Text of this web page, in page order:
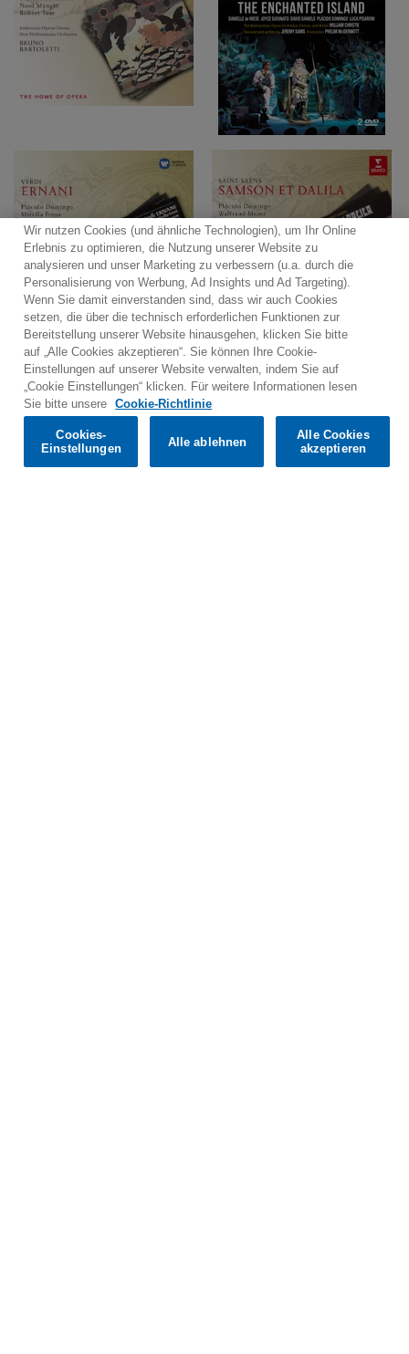
Would you prefer to visit our website in English?
Confirm
Wir nutzen Cookies (und ähnliche Technologien), um Ihr Online
Erlebnis zu optimieren, die Nutzung unserer Website zu
analysieren und unser Marketing zu verbessern (u.a. durch die
Personalisierung von Werbung, Ad Insights und Ad Targeting).
Wenn Sie damit einverstanden sind, dass wir auch Cookies
setzen, die über die technisch erforderlichen Funktionen zur
Bereitstellung unserer Website hinausgehen, klicken Sie bitte
auf „Alle Cookies akzeptieren“. Sie können Ihre Cookie-
Einstellungen auf unserer Website verwalten, indem Sie auf
„Cookie Einstellungen“ klicken. Für weitere Informationen lesen
Sie bitte unsere
Cookie-Richtlinie
Cookies-
Einstellungen
Alle ablehnen
Alle Cookies
akzeptieren